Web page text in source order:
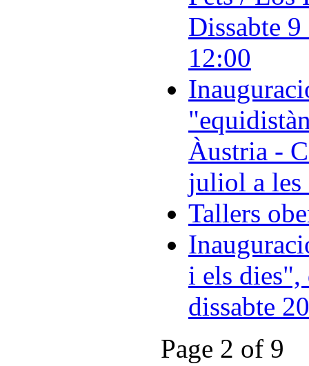
Dissabte 9
12:00
Àustria -
juliol a les
Tallers
i els dies",
dissabte
Page 2 of 9